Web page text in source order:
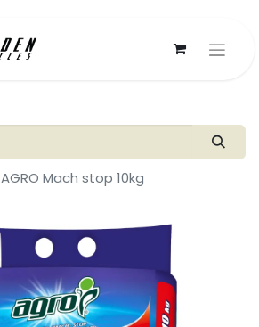
AGRO Mach stop 10kg